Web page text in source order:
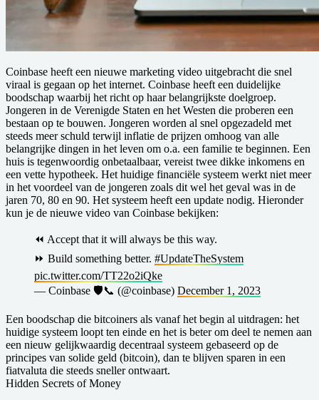
C oinbase heeft een nieuwe marketing video uitgebracht die snel
viraal is gegaan op het internet. Coinbase heeft een duidelijke
boodschap waarbij het richt op haar belangrijkste doelgroep.
Jongeren in de Verenigde Staten en het Westen die proberen een
bestaan op te bouwen. Jongeren worden al snel opgezadeld met
steeds meer schuld terwijl inflatie de prijzen omhoog van alle
belangrijke dingen in het leven om o.a. een familie te beginnen. Een
huis is tegenwoordig onbetaalbaar, vereist twee dikke inkomens en
een vette hypotheek. Het huidige financiële systeem werkt niet meer
in het voordeel van de jongeren zoals dit wel het geval was in de
jaren 70, 80 en 90. Het systeem heeft een update nodig. Hieronder
kun je de nieuwe video van Coinbase bekijken:
⏪️ Accept that it will always be this way.
⏩️ Build something better. #UpdateTheSystem
pic.twitter.com/TT22o2iQke
— Coinbase 🛡️📞 (@coinbase) December 1, 2023
Een boodschap die bitcoiners als vanaf het begin al uitdragen: het
huidige systeem loopt ten einde en het is beter om deel te nemen aan
een nieuw gelijkwaardig decentraal systeem gebaseerd op de
principes van solide geld (bitcoin), dan te blijven sparen in een
fiatvaluta die steeds sneller ontwaart.
H idden Secrets of Money